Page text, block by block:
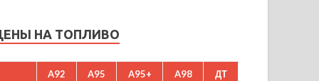
НА ТОПЛИВО
A92 A95 A95+ A98 ДТ